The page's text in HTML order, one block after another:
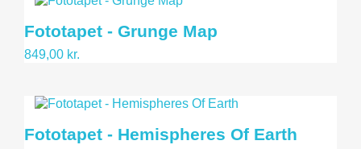
Fototapet - Grunge Map
849,00 kr.
Fototapet - Hemispheres Of Earth